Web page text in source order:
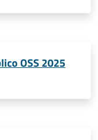
OSS 2025